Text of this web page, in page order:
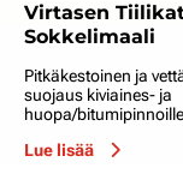
Virtasen
Sokkelimaali
Pitkäkestoinen ja
suojaus kiviaines- ja
huopa/
Lue lisää